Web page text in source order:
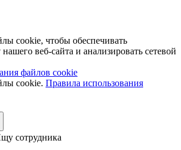
cookie, чтобы обеспечивать
веб-сайта и анализировать сетевой
файлов cookie
cookie. Правила использования
сотрудника